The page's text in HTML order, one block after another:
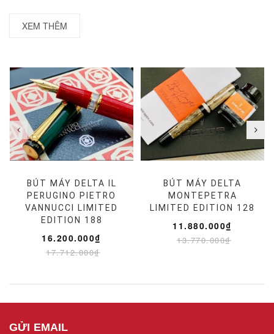
XEM THÊM
BÚT MÁY DELTA IL
PERUGINO PIETRO
VANNUCCI LIMITED
EDITION 188
16.200.000₫
17.712.000₫
BÚT MÁY DELTA
MONTEPETRA
LIMITED EDITION 128
11.880.000₫
13.770.000₫
GỬI EMAIL